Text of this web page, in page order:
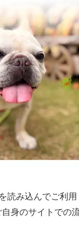
読み込んでご利用
身のサイトでの